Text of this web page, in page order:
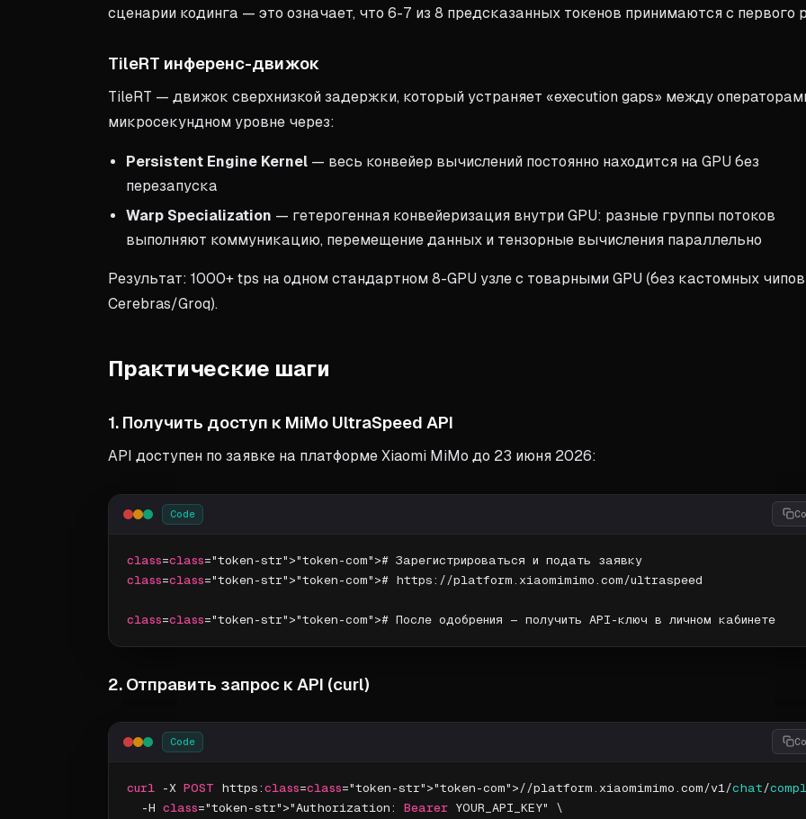
сценарии кодинга — это означает, что 6-7 из 8 предсказанных токенов принимаются с первого
TileRT инференс-движок
TileRT — движок сверхнизкой задержки, который устраняет «execution gaps» между
микросекундном уровне через:
Persistent Engine Kernel — весь конвейер вычислений постоянно находится на GPU без
перезапуска
Warp Specialization — гетерогенная конвейеризация внутри GPU: разные группы потоков
выполняют коммуникацию, перемещение данных и тензорные вычисления параллельно
Результат: 1000+ tps на одном стандартном 8-GPU узле с товарными GPU (без кастомных чипов
Cerebras/Groq).
Практические шаги
1. Получить доступ к MiMo UltraSpeed API
API доступен по заявке на платформе Xiaomi MiMo до 23 июня 2026:
Code
class=class
class=class="token-str">"token-com"># https://platform.xiaomimimo.com/ultraspeed
class=class
2. Отправить запрос к API (curl)
Code
curl -X POST https: class=class="token-str">"token-com">//platform.xiaomimimo.com/v1/chat /
  -H
class="token-str">"Authorization: Bearer YOUR_API_KEY" \